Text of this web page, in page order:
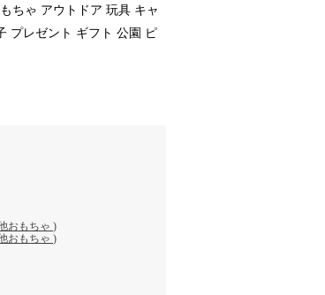
ちゃ アウトドア 玩具 キャ
プレゼント ギフト 公園 ピ
おもちゃ )
おもちゃ )